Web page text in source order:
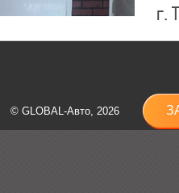
г.
8
© GLOBAL-Авто, 2026